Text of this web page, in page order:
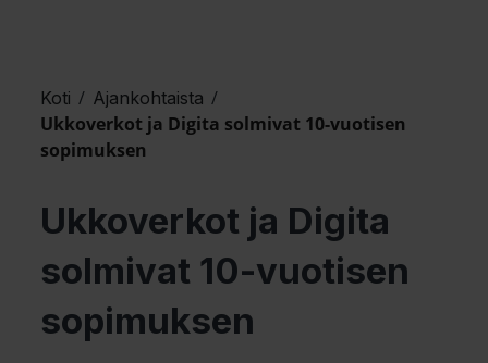
Koti / Ajankohtaista /
Ukkoverkot ja Digita solmivat 10-vuotisen
sopimuksen
Ukkoverkot ja Digita
solmivat 10-vuotisen
sopimuksen